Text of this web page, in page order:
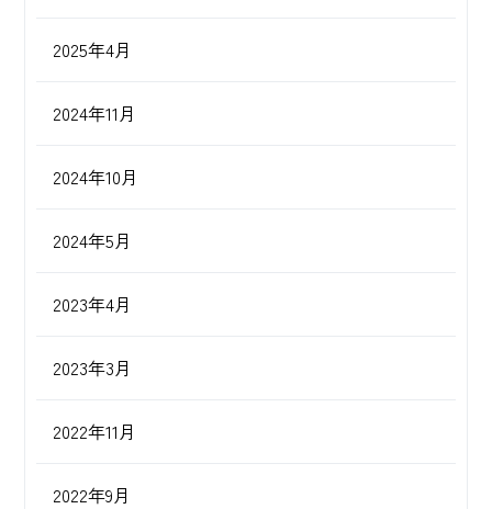
2025年4月
2024年11月
2024年10月
2024年5月
2023年4月
2023年3月
2022年11月
2022年9月